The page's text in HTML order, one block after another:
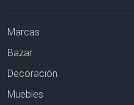
Marcas
Bazar
Decoración
Muebles